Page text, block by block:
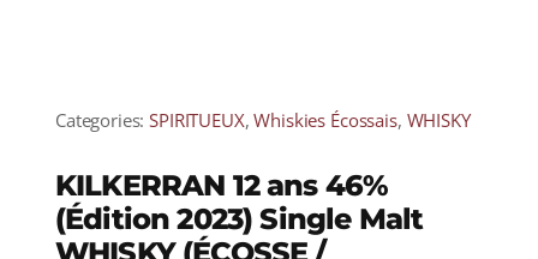
Categories:SPIRITUEUX,Whiskies Écossais, WHISKY
KILKERRAN 12 ans 46%
(Édition 2023) Single Malt